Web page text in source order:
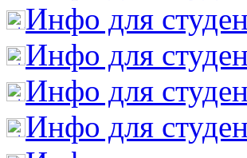
Инфо для
Инфо для
Инфо для
Инфо для